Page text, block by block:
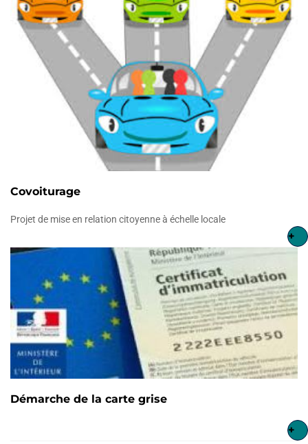
Covoiturage
Projet de mise en relation citoyenne à échelle locale
+
Démarche de la carte grise
+